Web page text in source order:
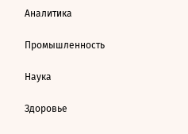
Аналитика
Промышленность
Наука
Здоровье